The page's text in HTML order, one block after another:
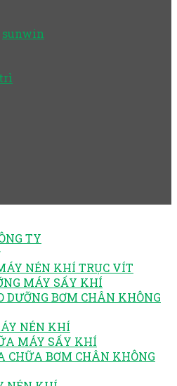
sunwin
TY
NÉN KHÍ TRỤC VÍT
MÁY SẤY KHÍ
DƯỠNG BƠM CHÂN KHÔNG
NÉN KHÍ
MÁY SẤY KHÍ
CHỮA BƠM CHÂN KHÔNG